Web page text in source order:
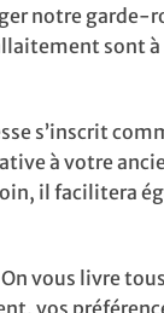
notre garde-
sont
s’inscrit
à votre
il facilitera
vous livre
vos